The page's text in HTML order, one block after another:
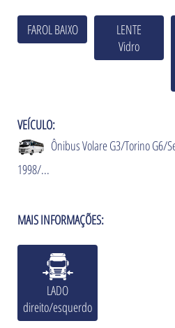
FAROL BAIXO
LENTE
Vidro
VEÍCULO:
Ônibus Volare G3/Torino G6/
1998/...
MAIS INFORMAÇÕES:
LADO
direito/esquerdo